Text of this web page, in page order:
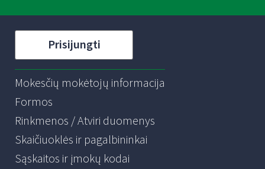
Prisijungti
Mokesčių mokėtojų informacija
Formos
Rinkmenos / Atviri duomenys
Skaičiuoklės ir pagalbininkai
Sąskaitos ir įmokų kodai